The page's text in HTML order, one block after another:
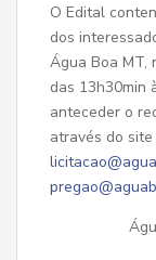
O Edital
dos
Água Boa MT,
das 13h30min
anteceder o
através do site